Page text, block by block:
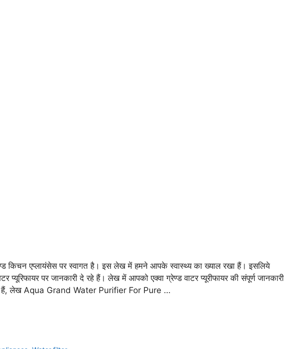
किचन एप्लायंसेस पर स्वागत है। इस लेख में हमने आपके स्वास्थ्य का ख्याल रखा हैं। इसलिये
प्यूरिफायर पर जानकारी दे रहे हैं। लेख में आपको एक्वा ग्रेण्ड वाटर प्यूरीफायर की संपूर्ण जानकारी
हैं, लेख Aqua Grand Water Purifier For Pure …